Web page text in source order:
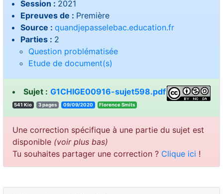
Session : 2021
Epreuves de : Première
Source : quandjepasselebac.education.fr
Parties : 2
Question problématisée
Etude de document(s)
Sujet : G1CHIGE00916-sujet598.pdf
541 Kio 3 pages 09/09/2020 stimS ecnerolF
Une correction spécifique à une partie du sujet est
disponible (voir plus bas)
Tu souhaites partager une correction ? Clique ici !